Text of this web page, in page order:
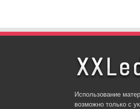
Использование
возможно только с